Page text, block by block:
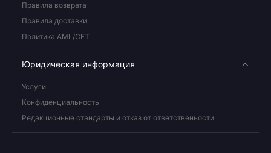
Правила возврата
Правила доставки
Политика AML/CFT
Юридическая информация
Услуги
Конфиденциальность
Редакционные стандарты и отказ от ответственности